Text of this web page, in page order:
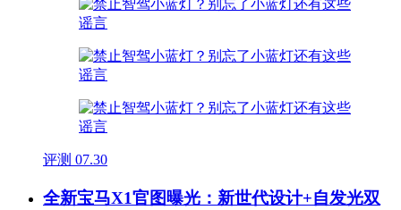
评测 07.30
全新宝马X1官图曝光：新世代设计+自发光双